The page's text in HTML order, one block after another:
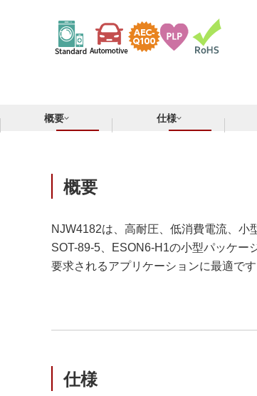
概要 仕様
概要
NJW4182は、高耐圧、低消費電流、小
SOT-89-5、ESON6-H1の小型パッケー
要求されるアプリケーションに最適です
仕様